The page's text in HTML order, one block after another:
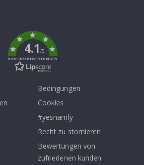
4.1/5
VON 1022 BEWERTUNGEN
Bedingungen
Cookies
#yesnamly
Recht zu stornieren
Bewertungen von
zufriedenen kunden